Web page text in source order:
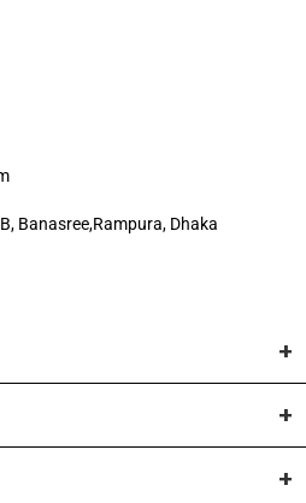
Banasree,Rampura, Dhaka